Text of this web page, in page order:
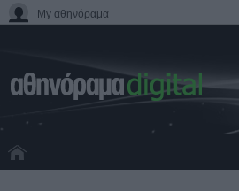
My αθηνόραμα